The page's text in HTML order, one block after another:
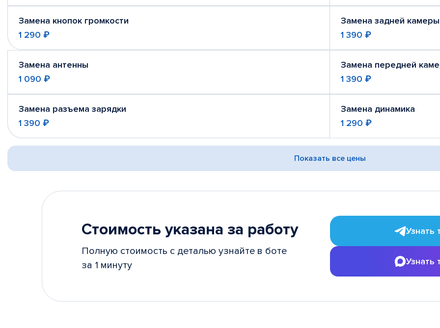
Замена кнопок громкости
1 290 ₽
Замена задней камеры
1 390 ₽
Замена антенны
1 090 ₽
Замена передней
1 390 ₽
Замена разъема зарядки
1 390 ₽
Замена динамика
1 290 ₽
Показать все цены
Стоимость указана за работу
Полную стоимость с деталью узнайте в боте
за 1 минуту
Узнать
Узнать